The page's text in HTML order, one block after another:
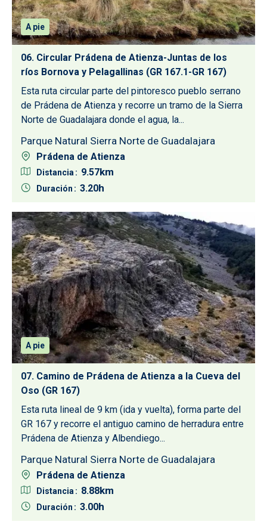
A pie
06. Circular Prádena de Atienza-Juntas de los
ríos Bornova y Pelagallinas (GR 167.1-GR 167)
Esta ruta circular parte del pintoresco pueblo serrano
de Prádena de Atienza y recorre un tramo de la Sierra
Norte de Guadalajara donde el agua, la...
Parque Natural Sierra Norte de Guadalajara
Prádena de Atienza
Distancia 9.57
Duración 3.20
A pie
07. Camino de Prádena de Atienza a la Cueva del
Oso (GR 167)
Esta ruta lineal de 9 km (ida y vuelta), forma parte del
GR 167 y recorre el antiguo camino de herradura entre
Prádena de Atienza y Albendiego...
Parque Natural Sierra Norte de Guadalajara
Prádena de Atienza
Distancia 8.88
Duración 3.00